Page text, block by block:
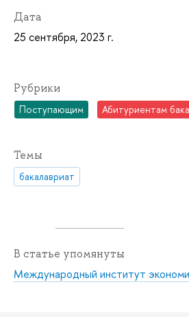
Дата
25 сентября, 2023 г.
Рубрики
Поступающим Абитуриентам
Темы
бакалавриат
В статье упомянуты
Международный институт